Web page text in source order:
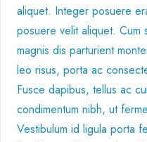
aliquet. Integer posuere
posuere velit aliquet. Cum
magnis dis parturient
leo risus, porta ac
Fusce dapibus, tellus ac
condimentum nibh, ut
Vestibulum id ligula porta